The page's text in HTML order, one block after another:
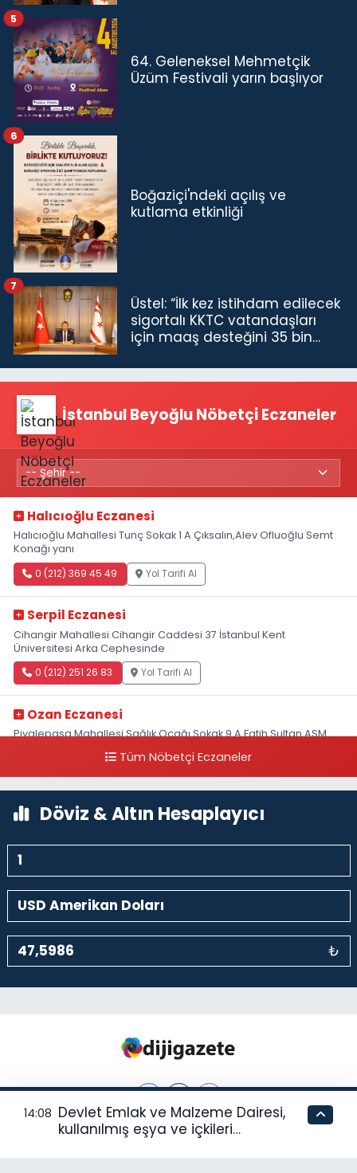
64. Geleneksel Mehmetçik
Üzüm Festivali yarın başlıyor
5
Boğaziçi'ndeki açılış ve
kutlama etkinliği
6
Üstel: “İlk kez istihdam edilecek
sigortalı KKTC vatandaşları
için maaş desteğini 35 bin
7
İstanbul Beyoğlu Nöbetçi Eczaneler
Halıcıoğlu Eczanesi
Halıcıoğlu Mahallesi Tunç Sokak 1 A Çıksalın,Alev Ofluoğlu Semt
Konağı yanı
0 (212) 369 45 49 Yol Tarifi Al
Serpil Eczanesi
Cihangir Mahallesi Cihangir Caddesi 37 İstanbul Kent
Üniversitesi Arka Cephesinde
0 (212) 251 26 83 Yol Tarifi Al
Ozan Eczanesi
Piyalepaşa Mahallesi Sağlık Ocağı Sokak 9 A Fatih Sultan ASM
Tüm Nöbetçi Eczaneler
Döviz & Altın Hesaplayıcı
₺
14:08 Devlet Emlak ve Malzeme Dairesi,
kullanılmış eşya ve içkileri